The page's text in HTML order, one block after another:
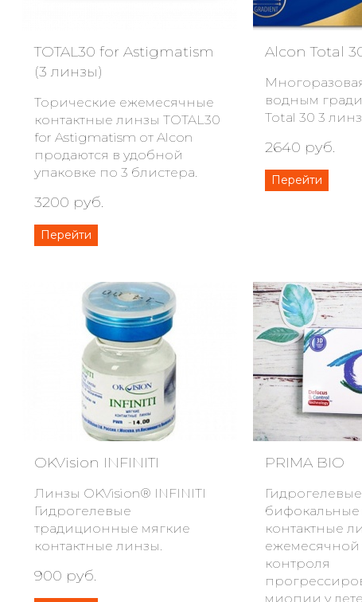
TOTAL30 for Astigmatism
(3 линзы)
Торические ежемесячные
контактные линзы TOTAL30
for Astigmatism от Alcon
продаются в удобной
упаковке по 3 блистера.
3200 руб.
Перейти
Alcon Total
водным
Total 30 3
2640 руб.
Перейти
OKVision INFINITI
Линзы OKVision® INFINITI
Гидрогелевые
традиционные мягкие
контактные линзы.
900 руб.
PRIMA BIO
Гидрогелевые
бифокальные
контактные
ежемесячной
контроля
миопии у